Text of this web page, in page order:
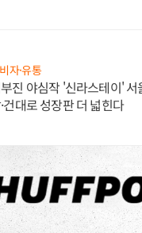
자·유통
진 야심작 '신라스테이' 서
건대로 성장판 더 넓힌다